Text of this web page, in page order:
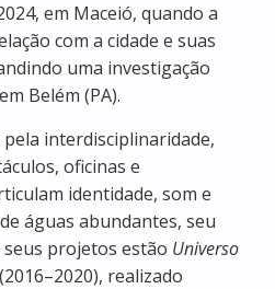
em Maceió, quando a
com a cidade e suas
uma investigação
Belém (PA).
interdisciplinaridade,
oficinas e
identidade, som e
águas abundantes, seu
projetos estão Universo
(2016–2020), realizado